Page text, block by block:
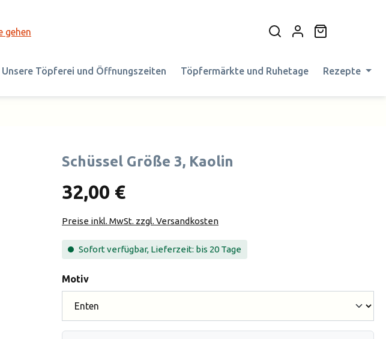
Unsere Töpferei und Öffnungszeiten Töpfermärkte und Ruhetage Rezepte
Schüssel Größe 3, Kaolin
32,00 €
Preise inkl. MwSt. zzgl. Versandkosten
Sofort verfügbar, Lieferzeit: bis 20 Tage
Motivauswählen